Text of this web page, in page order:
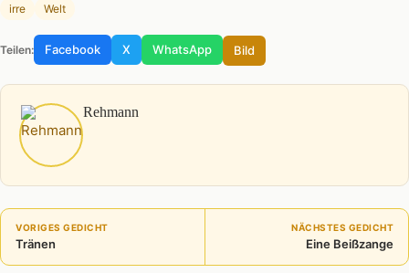
irre Welt
Teilen: Facebook X WhatsApp Bild
Rehmann
VORIGES GEDICHT
Tränen
NÄCHSTES GEDICHT
Eine Beißzange